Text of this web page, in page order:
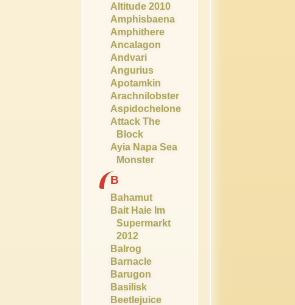
Altitude 2010
Amphisbaena
Amphithere
Ancalagon
Andvari
Angurius
Apotamkin
Arachnilobster
Aspidochelone
Attack The
Block
Ayia Napa Sea
Monster
B
Bahamut
Bait Haie Im
Supermarkt
2012
Balrog
Barnacle
Barugon
Basilisk
Beetlejuice